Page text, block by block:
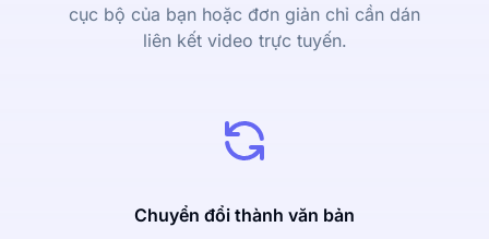
cục bộ của bạn hoặc đơn giản chỉ cần dán
liên kết video trực tuyến.
Chuyển đổi thành văn bản